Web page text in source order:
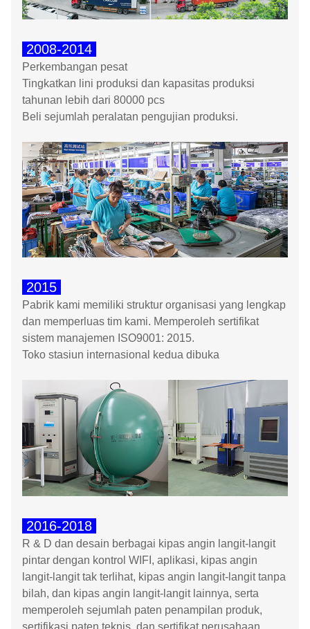
2008-2014
Perkembangan pesat
Tingkatkan lini produksi dan kapasitas produksi
tahunan lebih dari 80000 pcs
Beli sejumlah peralatan pengujian produksi.
2015
Pabrik kami memiliki struktur organisasi yang lengkap
dan memperluas tim kami. Memperoleh sertifikat
sistem manajemen ISO9001: 2015.
Toko stasiun internasional kedua dibuka
2016-2018
R & D dan desain berbagai kipas angin langit-langit
pintar dengan kontrol WIFI, aplikasi, kipas angin
langit-langit tak terlihat, kipas angin langit-langit tanpa
bilah, dan kipas angin langit-langit lainnya, serta
memperoleh sejumlah paten penampilan produk,